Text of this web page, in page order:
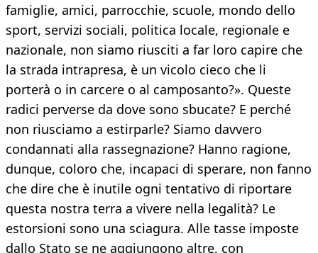
famiglie, amici, parrocchie, scuole, mondo dello
sport, servizi sociali, politica locale, regionale e
nazionale, non siamo riusciti a far loro capire che
la strada intrapresa, è un vicolo cieco che li
porterà o in carcere o al camposanto?». Queste
radici perverse da dove sono sbucate? E perché
non riusciamo a estirparle? Siamo davvero
condannati alla rassegnazione? Hanno ragione,
dunque, coloro che, incapaci di sperare, non fanno
che dire che è inutile ogni tentativo di riportare
questa nostra terra a vivere nella legalità? Le
estorsioni sono una sciagura. Alle tasse imposte
dallo Stato se ne aggiungono altre, con